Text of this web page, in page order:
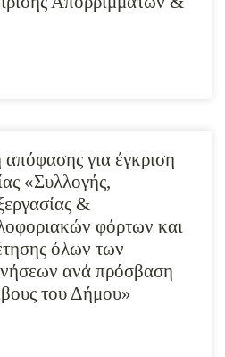
για έγκριση
«Συλλογής,
&
φόρτων και
όλων των
ανά πρόσβαση
του Δήμου»